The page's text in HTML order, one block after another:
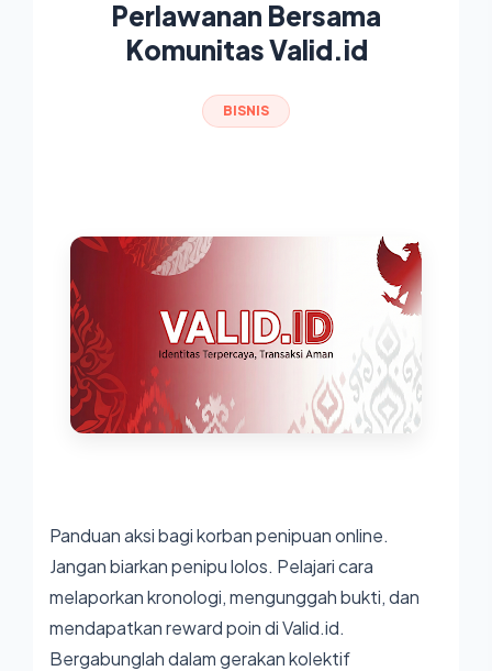
Perlawanan Bersama
Komunitas Valid.id
BISNIS
Panduan aksi bagi korban penipuan online.
Jangan biarkan penipu lolos. Pelajari cara
melaporkan kronologi, mengunggah bukti, dan
mendapatkan reward poin diValid.id.
Bergabunglah dalam gerakan kolektif